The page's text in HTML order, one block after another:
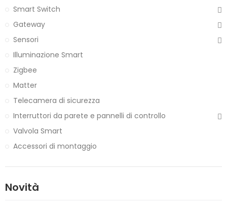
Smart Switch
Gateway
Sensori
Illuminazione Smart
Zigbee
Matter
Telecamera di sicurezza
Interruttori da parete e pannelli di controllo
Valvola Smart
Accessori di montaggio
Novità